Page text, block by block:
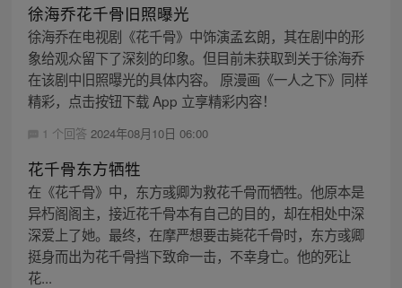
徐海乔花千骨旧照曝光
徐海乔在电视剧《花千骨》中饰演孟玄朗，其在剧中的形
象给观众留下了深刻的印象。但目前未获取到关于徐海乔
在该剧中旧照曝光的具体内容。 原漫画《一人之下》同样
精彩，点击按钮下载 App 立享精彩内容！
1 个回答 2024年08月10日 06:00
花千骨东方牺牲
在《花千骨》中，东方彧卿为救花千骨而牺牲。他原本是
异朽阁阁主，接近花千骨本有自己的目的，却在相处中深
深爱上了她。最终，在摩严想要击毙花千骨时，东方彧卿
挺身而出为花千骨挡下致命一击，不幸身亡。他的死让
花...